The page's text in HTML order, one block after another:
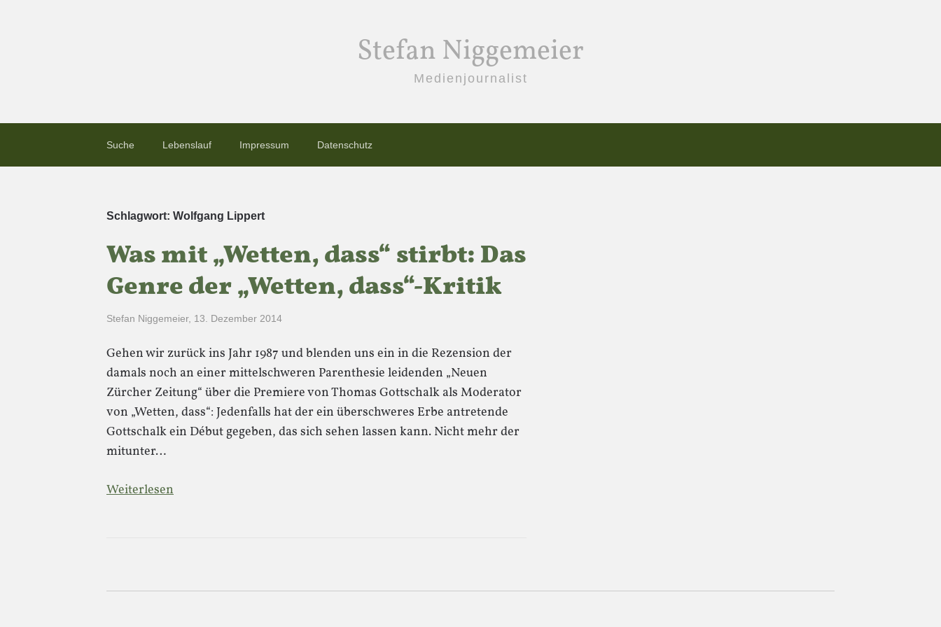
Stefan Niggemeier
Medienjournalist
Suche Lebenslauf Impressum Datenschutz
Schlagwort: Wolfgang Lippert
Was mit „Wetten, dass“ stirbt: Das
Genre der „Wetten, dass“-Kritik
Stefan Niggemeier, 13. Dezember 2014
Gehen wir zurück ins Jahr 1987 und blenden uns ein in die Rezension der
damals noch an einer mittelschweren Parenthesie leidenden „Neuen
Zürcher Zeitung“ über die Premiere von Thomas Gottschalk als Moderator
von „Wetten, dass“: Jedenfalls hat der ein überschweres Erbe antretende
Gottschalk ein Début gegeben, das sich sehen lassen kann. Nicht mehr der
mitunter…
Weiterlesen